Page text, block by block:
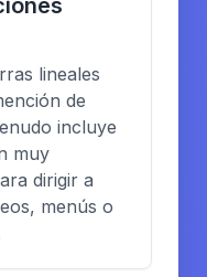
lineales
de
incluye
muy
dirigir a
menús o